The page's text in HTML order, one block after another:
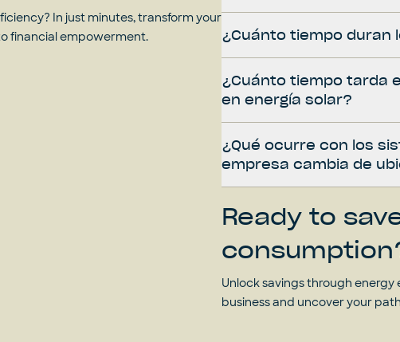
In just minutes, transform your
financial empowerment.
¿Cuánto tiempo duran
¿Cuánto tiempo tarda
en energía solar?
¿Qué ocurre con los
empresa cambia de
Ready to
Unlock savings through
business and uncover your